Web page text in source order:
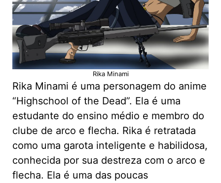
Rika Minami
Rika Minami é uma personagem do anime
“Highschool of the Dead”. Ela é uma
estudante do ensino médio e membro do
clube de arco e flecha. Rika é retratada
como uma garota inteligente e habilidosa,
conhecida por sua destreza com o arco e
flecha. Ela é uma das poucas